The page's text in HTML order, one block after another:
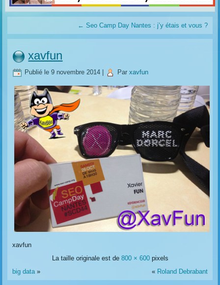
← Seo Camp Day Nantes : j’y étais et vous ?
xavfun
Publié le 9 novembre 2014 Par xavfun
xavfun
La taille originale est de 800 × 600pixels
big data» « Roland Debrabant